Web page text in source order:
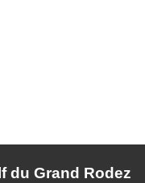
du Grand Rodez